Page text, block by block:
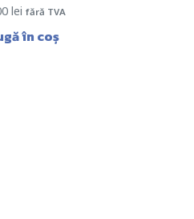
lei fără TVA
în coș